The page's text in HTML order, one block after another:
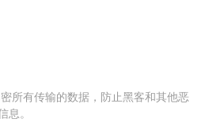
所有传输的数据，防止黑客和其他恶
息。